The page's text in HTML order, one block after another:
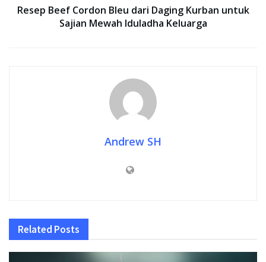
Resep Beef Cordon Bleu dari Daging Kurban untuk
Sajian Mewah Iduladha Keluarga
Andrew SH
Related Posts